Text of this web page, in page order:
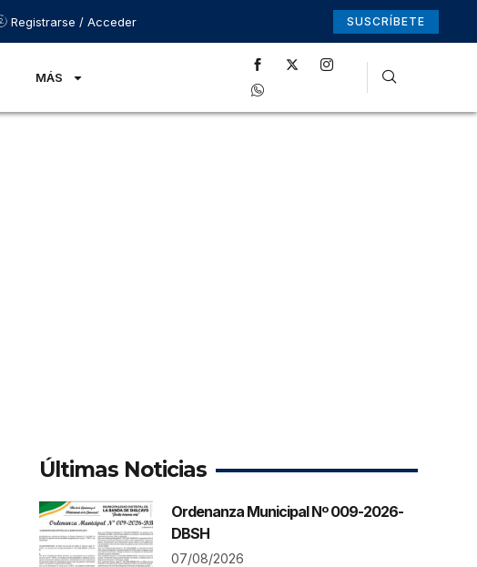
Registrarse / Acceder SUSCRÍBETE
MÁS
Últimas Noticias
Ordenanza Municipal Nº 009-2026-
DBSH
07/08/2026